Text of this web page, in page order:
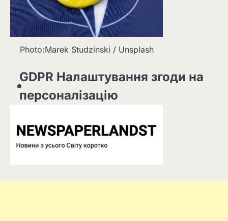
Photo:Marek Studzinski / Unsplash
GDPR Налаштування згоди на
персоналізацію